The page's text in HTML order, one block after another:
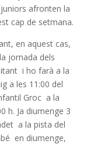
afronten la
cap de setmana.
en aquest cas,
jornada dels
i ho farà a la
a les 11:00 del
Groc a la
h. Ja diumenge 3
a la pista del
en diumenge,